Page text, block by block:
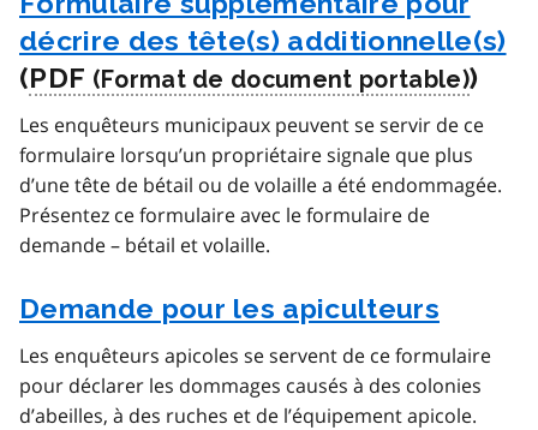
décrire des tête(s) additionnelle(s)
(PDF )
Les enquêteurs municipaux peuvent se servir de ce
formulaire lorsqu’un propriétaire signale que plus
d’une tête de bétail ou de volaille a été endommagée.
Présentez ce formulaire avec le formulaire de
demande – bétail et volaille.
Demande pour les apiculteurs
Les enquêteurs apicoles se servent de ce formulaire
pour déclarer les dommages causés à des colonies
d’abeilles, à des ruches et de l’équipement apicole.